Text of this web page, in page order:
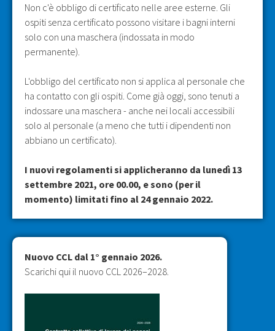
Non c'è obbligo di certificato nelle aree esterne. Gli
ospiti senza certificato possono visitare i bagni interni
solo con una maschera (indossata in modo
permanente).
L'obbligo del certificato non si applica al personale che
ha contatto con gli ospiti. Come già oggi, sono tenuti a
indossare una maschera - anche nei locali accessibili
solo al personale (a meno che tutti i dipendenti non
abbiano un certificato).
I nuovi regolamenti si applicheranno da lunedì 13
settembre 2021, ore 00.00, e sono (per il
momento) limitati fino al 24 gennaio 2022.
Nuovo CCL dal 1° gennaio 2026.
Scarichi qui il nuovo CCL 2026–2028.